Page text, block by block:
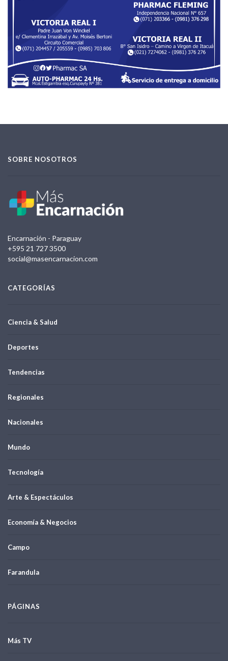
SOBRE NOSOTROS
Encarnación - Paraguay
+595 21 727 3500
social@masencarnacion.com
CATEGORÍAS
Ciencia & Salud
Deportes
Tendencias
Regionales
Nacionales
Mundo
Tecnología
Arte & Espectáculos
Economía & Negocios
Campo
Farandula
PÁGINAS
Más TV